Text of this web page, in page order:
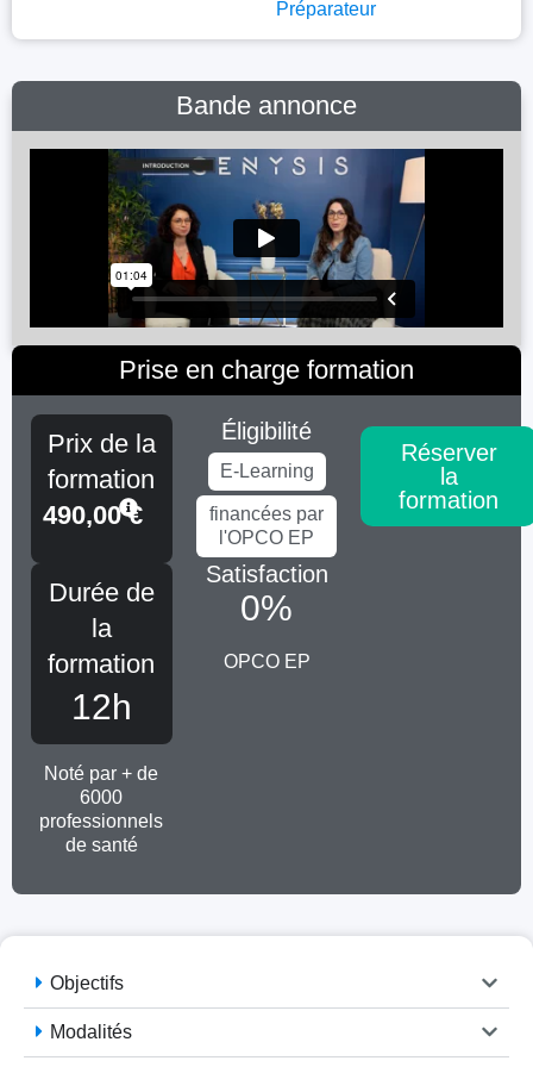
Préparateur
Bande annonce
Prise en charge formation
Prix de la
formation
490,00€
Durée de
la
formation
12h
Noté par + de
6000
professionnels
de santé
Éligibilité
E-Learning
financées par
l'OPCO EP
Satisfaction
0%
OPCO EP
Réserver
la
formation
Objectifs
Modalités